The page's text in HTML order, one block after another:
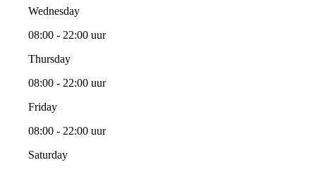
Wednesday
08:00 - 22:00 uur
Thursday
08:00 - 22:00 uur
Friday
08:00 - 22:00 uur
Saturday